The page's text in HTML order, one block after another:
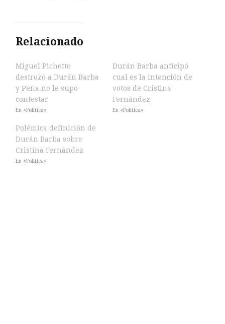
Relacionado
Miguel Pichetto
destrozó a Durán Barba
y Peña no le supo
contestar
En «Política»
Durán Barba anticipó
cual es la intención de
votos de Cristina
Fernández
En «Política»
Polémica definición de
Durán Barba sobre
Cristina Fernández
En «Política»